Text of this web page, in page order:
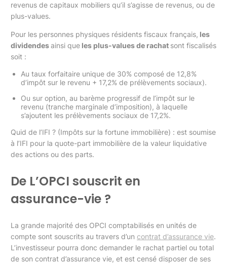
revenus de capitaux mobiliers qu’il s’agisse de revenus, ou de
plus-values.
Pour les personnes physiques résidents fiscaux français, les
dividendesainsi que les plus-values de rachat sont fiscalisés
soit :
Au taux forfaitaire unique de 30% composé de 12,8%
d’impôt sur le revenu + 17,2% de prélèvements sociaux).
Ou sur option, au barème progressif de l’impôt sur le
revenu (tranche marginale d’imposition), à laquelle
s’ajoutent les prélèvements sociaux de 17,2%.
Quid de l’IFI ? (Impôts sur la fortune immobilière) : est soumise
à l’IFI pour la quote-part immobilière de la valeur liquidative
des actions ou des parts.
De L’OPCI souscrit en
assurance-vie ?
La grande majorité des OPCI comptabilisés en unités de
compte sont souscrits au travers d’un contrat d’assurance vie.
L’investisseur pourra donc demander le rachat partiel ou total
de son contrat d’assurance vie, et est censé disposer de ses